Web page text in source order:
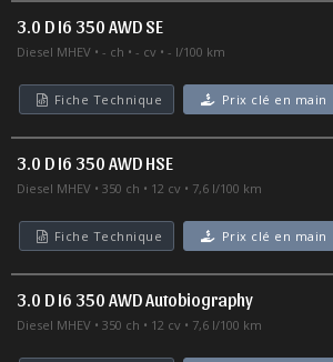
3.0 D I6 350 AWD SE
Diesel MHEV - ch - cv - l/100 km
Fiche Technique Prix clé en main
3.0 D I6 350 AWD HSE
Diesel MHEV 350 ch 12 cv 7,6 l/100 km
Fiche Technique Prix clé en main
3.0 D I6 350 AWD Autobiography
Diesel MHEV 350 ch 12 cv 7,6 l/100 km